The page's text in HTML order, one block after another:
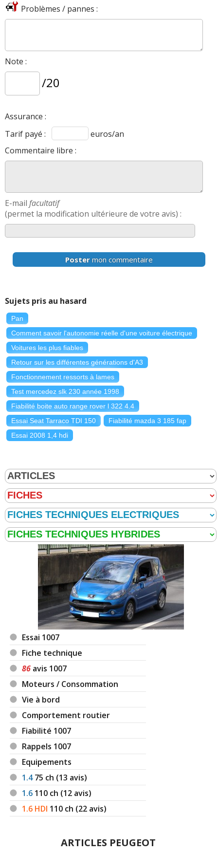
Problèmes / pannes :
Note :
/20
Assurance :
Tarif payé :
euros/an
Commentaire libre :
E-mail facultatif
(permet la modification ultérieure de votre avis) :
Poster mon commentaire
Sujets pris au hasard
Pan
Comment savoir l'autonomie réelle d'une voiture électrique
Voitures les plus fiables
Retour sur les différentes générations d'A3
Fonctionnement ressorts à lames
Test mercedez slk 230 année 1998
Fiabilité boite auto range rover l 322 4.4
Essai Seat Tarraco TDI 150
Fiabilité mazda 3 185 fap
Essai 2008 1,4 hdi
Essai 1007
Fiche technique
86 avis 1007
Moteurs / Consommation
Vie à bord
Comportement routier
Fiabilité 1007
Rappels 1007
Equipements
1.475 ch (13 avis)
1.6 110 ch (12 avis)
1.6 HDI 110 ch (22 avis)
ARTICLES PEUGEOT